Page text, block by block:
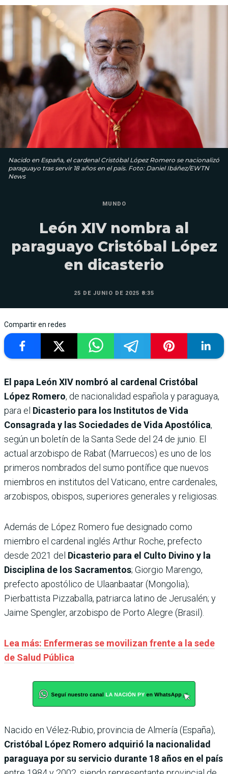
Nacido en España, el cardenal Cristóbal López Romero se nacionalizó
paraguayo tras servir 18 años en el país. Foto: Daniel Ibáñez/EWTN
News
MUNDO
León XIV nombra al
paraguayo Cristóbal López
en dicasterio
25 DE JUNIO DE 2025 8:35
Compartir en redes
El papa León XIV nombró al cardenal Cristóbal
López Romero, de nacionalidad española y paraguaya,
para el Dicasterio para los Institutos de Vida
Consagrada y las Sociedades de Vida Apostólica,
según un boletín de la Santa Sede del 24 de junio. El
actual arzobispo de Rabat (Marruecos) es uno de los
primeros nombrados del sumo pontífice que nuevos
miembros en institutos del Vaticano, entre cardenales,
arzobispos, obispos, superiores generales y religiosas.
Además de López Romero fue designado como
miembro el cardenal inglés Arthur Roche, prefecto
desde 2021 del Dicasterio para el Culto Divino y la
Disciplina de los Sacramentos; Giorgio Marengo,
prefecto apostólico de Ulaanbaatar (Mongolia);
Pierbattista Pizzaballa, patriarca latino de Jerusalén; y
Jaime Spengler, arzobispo de Porto Alegre (Brasil).
Lea más: Enfermeras se movilizan frente a la sede
de Salud Pública
Nacido en Vélez-Rubio, provincia de Almería (España),
Cristóbal López Romero adquirió la nacionalidad
paraguaya por su servicio durante 18 años en el país